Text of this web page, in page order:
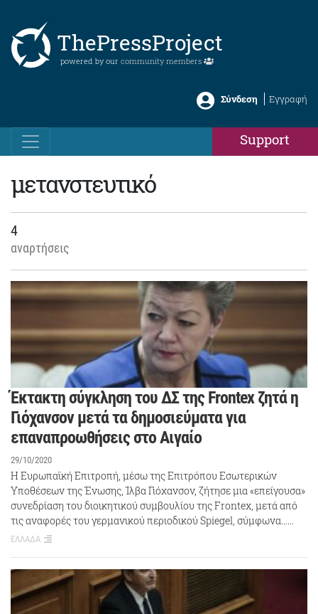
ThePressProject
powered by our community members
Σύνδεση Εγγραφή
Support
μετανστευτικό
4
αναρτήσεις
Έκτακτη σύγκληση του ΔΣ της Frontex ζητά η
Γιόχανσον μετά τα δημοσιεύματα για
επαναπροωθήσεις στο Αιγαίο
29/10/2020
Η Ευρωπαϊκή Επιτροπή, μέσω της Επιτρόπου Εσωτερικών
Υποθέσεων της Ένωσης, Ίλβα Γιόχανσον, ζήτησε μια «επείγουσα»
συνεδρίαση του διοικητικού συμβουλίου της Frontex, μετά από
τις αναφορές του γερμανικού περιοδικού Spiegel, σύμφωνα……
ΕΛΛΑΔΑ